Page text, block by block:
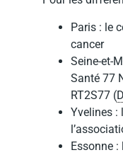
Paris : le
cancer
Seine-et-
Santé 77
RT2S77 (
Yvelines :
Essonne